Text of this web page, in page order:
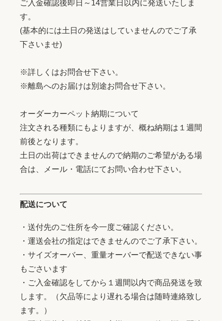
ご入金確認後即日～14営業日以内に発送いたしま
す。
(基本的には土日の発送はしていませんのでご了承
下さいませ)
※詳しくはお問合せ下さい。
※離島へのお届けは別途お問合せ下さい。
オーダーカーペット納期について
注文される種類にもよりますが、概ね納期は１週間
前後となります。
土日の出荷はできませんので納期のご希望がある場
合は、メール・電話にてお問い合わせ下さい。
配送について
・送付先のご住所を今一度ご確認ください。
・運送会社の指定はできませんのでご了承下さい。
・サイズオーバー、重量オーバーで配送できない事
もごさいます
・ご入金確認をしてから１週間以内で商品発送を致
します。（欠品等により遅れる場合は随時連絡致し
ます。）